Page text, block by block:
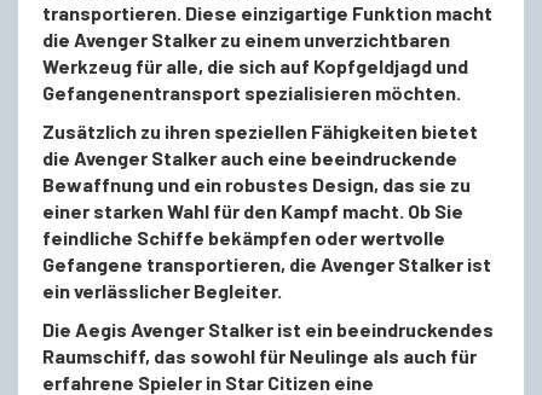
transportieren. Diese einzigartige Funktion macht
die Avenger Stalker zu einem unverzichtbaren
Werkzeug für alle, die sich auf Kopfgeldjagd und
Gefangenentransport spezialisieren möchten.
Zusätzlich zu ihren speziellen Fähigkeiten bietet
die Avenger Stalker auch eine beeindruckende
Bewaffnung und ein robustes Design, das sie zu
einer starken Wahl für den Kampf macht. Ob Sie
feindliche Schiffe bekämpfen oder wertvolle
Gefangene transportieren, die Avenger Stalker ist
ein verlässlicher Begleiter.
Die Aegis Avenger Stalker ist ein beeindruckendes
Raumschiff, das sowohl für Neulinge als auch für
erfahrene Spieler in Star Citizen eine